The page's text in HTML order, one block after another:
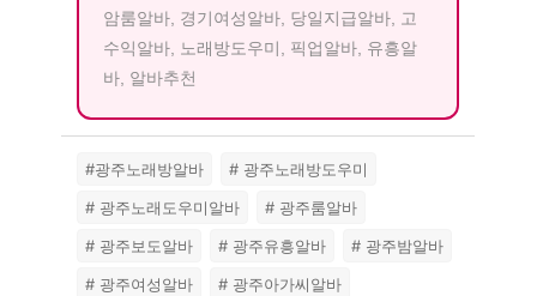
암룸알바, 경기여성알바, 당일지급알바, 고
수익알바, 노래방도우미, 픽업알바, 유흥알
바, 알바추천
#광주노래방알바
# 광주노래방도우미
# 광주노래도우미알바
# 광주룸알바
# 광주보도알바
# 광주유흥알바
# 광주밤알바
# 광주여성알바
# 광주아가씨알바